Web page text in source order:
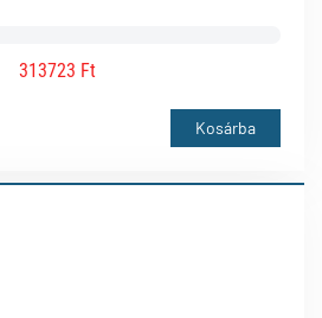
313723 Ft
Kosárba